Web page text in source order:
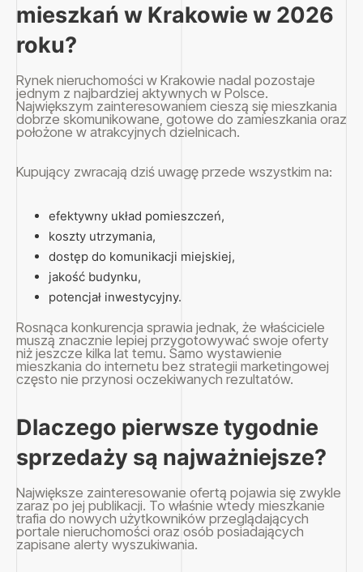
mieszkań w Krakowie w 2026
roku?
Rynek nieruchomości w Krakowie nadal pozostaje
jednym z najbardziej aktywnych w Polsce.
Największym zainteresowaniem cieszą się mieszkania
dobrze skomunikowane, gotowe do zamieszkania oraz
położone w atrakcyjnych dzielnicach.
Kupujący zwracają dziś uwagę przede wszystkim na:
efektywny układ pomieszczeń,
koszty utrzymania,
dostęp do komunikacji miejskiej,
jakość budynku,
potencjał inwestycyjny.
Rosnąca konkurencja sprawia jednak, że właściciele
muszą znacznie lepiej przygotowywać swoje oferty
niż jeszcze kilka lat temu. Samo wystawienie
mieszkania do internetu bez strategii marketingowej
często nie przynosi oczekiwanych rezultatów.
Dlaczego pierwsze tygodnie
sprzedaży są najważniejsze?
Największe zainteresowanie ofertą pojawia się zwykle
zaraz po jej publikacji. To właśnie wtedy mieszkanie
trafia do nowych użytkowników przeglądających
portale nieruchomości oraz osób posiadających
zapisane alerty wyszukiwania.